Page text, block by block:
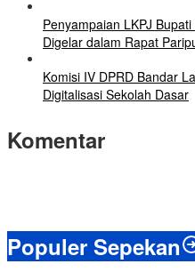
Penyampaian LKPJ
Digelar dalam Rapat
Komisi IV DPRD Bandar
Digitalisasi Sekolah Dasar
Komentar
Populer Sepekan